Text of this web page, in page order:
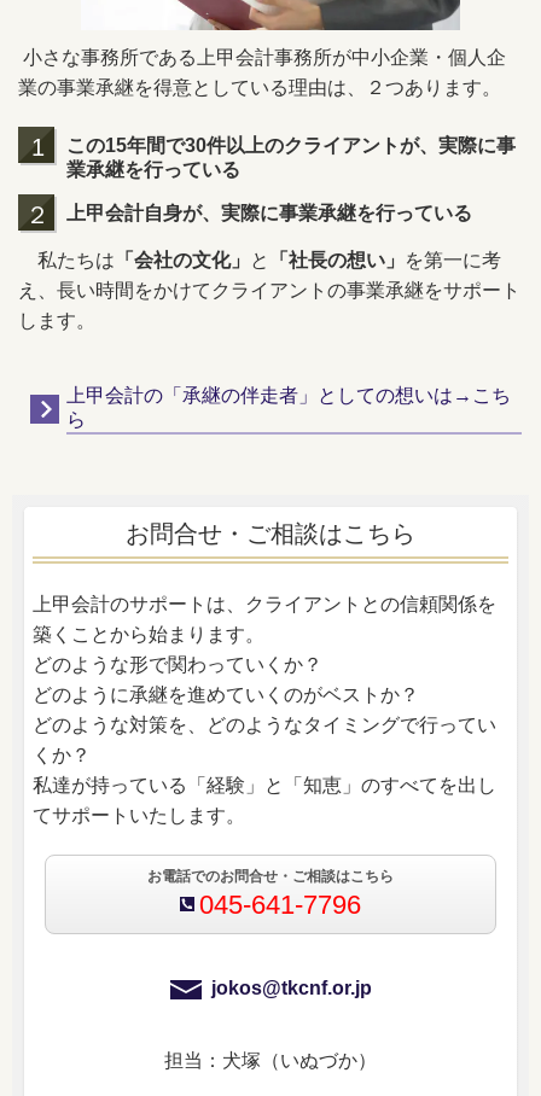
小さな事務所である上甲会計事務所が中小企業・個人企
業の事業承継を得意としている理由は、２つあります。
1
この15年間で30件以上のクライアントが、実際に事
業承継を行っている
２ 上甲会計自身が、実際に事業承継を行っている
私たちは 「会社の文化」 と 「社長の想い」
を第一に考
え、長い時間をかけてクライアントの事業承継をサポート
します。
上甲会計の「承継の伴走者」としての想いは→こち
ら
お問合せ・ご相談はこちら
上甲会計のサポートは、クライアントとの信頼関係を
築くことから始まります。
どのような形で関わっていくか？
どのように承継を進めていくのがベストか？
どのような対策を、どのようなタイミングで行ってい
くか？
私達が持っている「経験」と「知恵」のすべてを出し
てサポートいたします。
お電話でのお問合せ・ご相談はこちら
045-641-7796
jokos@tkcnf.or.jp
担当：犬塚（いぬづか）